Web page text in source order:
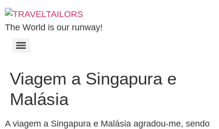
The World is our runway!
Viagem a Singapura e
Malásia
A viagem a Singapura e Malásia agradou-me, sendo